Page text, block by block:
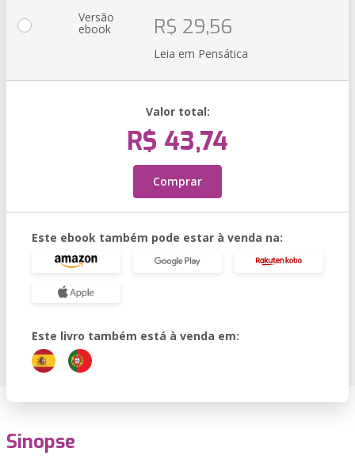
Versão
ebook R$ 29,56
Leia em Pensática
Valor total:
R$ 43,74
Comprar
Este ebook também pode estar à venda na:
Este livro também está à venda em:
Sinopse